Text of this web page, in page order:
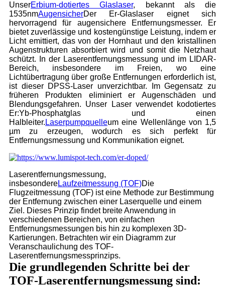
UnserErbium-dotiertes Glaslaser, bekannt als die
1535nmAugensicherDer Er-Glaslaser eignet sich
hervorragend für augensichere Entfernungsmesser. Er
bietet zuverlässige und kostengünstige Leistung, indem er
Licht emittiert, das von der Hornhaut und den kristallinen
Augenstrukturen absorbiert wird und somit die Netzhaut
schützt. In der Laserentfernungsmessung und im LIDAR-
Bereich, insbesondere im Freien, wo eine
Lichtübertragung über große Entfernungen erforderlich ist,
ist dieser DPSS-Laser unverzichtbar. Im Gegensatz zu
früheren Produkten eliminiert er Augenschäden und
Blendungsgefahren. Unser Laser verwendet kodotiertes
Er:Yb-Phosphatglas und einen
Halbleiter.Laserpumpquelleum eine Wellenlänge von 1,5
µm zu erzeugen, wodurch es sich perfekt für
Entfernungsmessung und Kommunikation eignet.
Laserentfernungsmessung,
insbesondereLaufzeitmessung (TOF)Die
Flugzeitmessung (TOF) ist eine Methode zur Bestimmung
der Entfernung zwischen einer Laserquelle und einem
Ziel. Dieses Prinzip findet breite Anwendung in
verschiedenen Bereichen, von einfachen
Entfernungsmessungen bis hin zu komplexen 3D-
Kartierungen. Betrachten wir ein Diagramm zur
Veranschaulichung des TOF-
Laserentfernungsmessprinzips.
Die grundlegenden Schritte bei der
TOF-Laserentfernungsmessung sind: